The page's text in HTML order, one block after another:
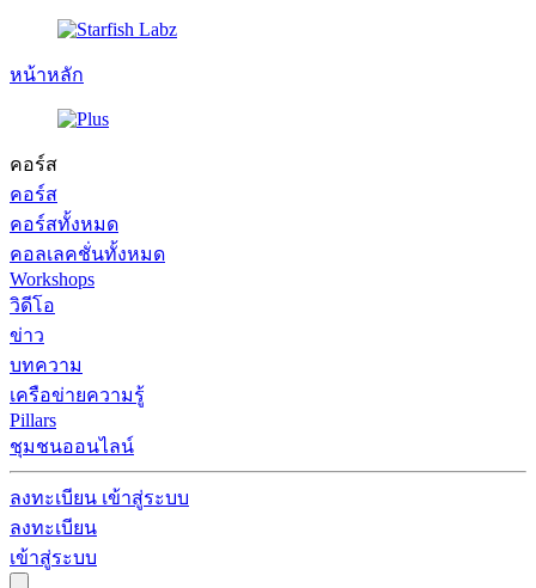
หน้าหลัก
คอร์ส
คอร์ส
คอร์สทั้งหมด
คอลเลคชั่นทั้งหมด
Workshops
วิดีโอ
ข่าว
บทความ
เครือข่ายความรู้
Pillars
ชุมชนออนไลน์
ลงทะเบียน เข้าสู่ระบบ
ลงทะเบียน
เข้าสู่ระบบ